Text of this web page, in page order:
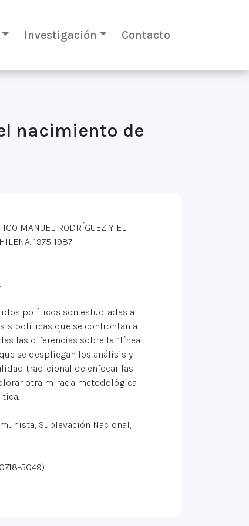
Investigación Contacto
nacimiento de
MANUEL RODRÍGUEZ Y EL
1975-1987
políticos son estudiadas a
políticas que se confrontan al
las diferencias sobre la “línea
se despliegan los análisis y
tradicional de enfocar las
otra mirada metodológica
Sublevación Nacional,
5049)